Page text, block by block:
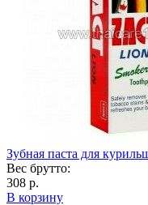
Зубная паста для
Вес брутто:
308 р.
В корзину